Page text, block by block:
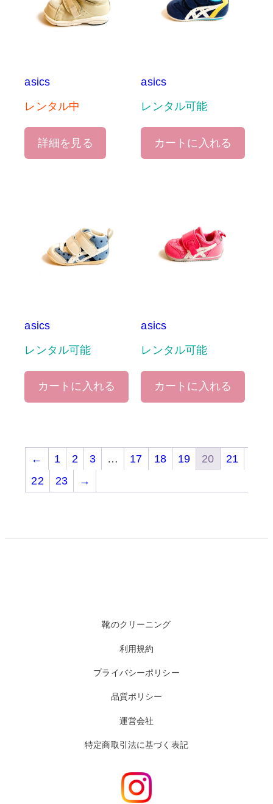
asics
レンタル中
詳細を見る
asics
レンタル可能
カートに入れる
asics
レンタル可能
カートに入れる
asics
レンタル可能
カートに入れる
← 1 2 3 … 17 18 19 20
21
22
23 →
靴のクリーニング
利用規約
プライバシーポリシー
品質ポリシー
運営会社
特定商取引法に基づく表記